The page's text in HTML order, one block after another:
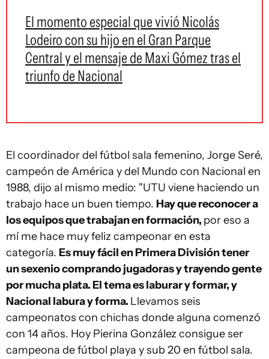
El momento especial que vivió Nicolás
Lodeiro con su hijo en el Gran Parque
Central y el mensaje de Maxi Gómez tras el
triunfo de Nacional
El coordinador del fútbol sala femenino, Jorge Seré,
campeón de América y del Mundo con Nacional en
1988, dijo al mismo medio: "UTU viene haciendo un
trabajo hace un buen tiempo. Hay que reconocer a
los equipos que trabajan en formación, por eso a
mí me hace muy feliz campeonar en esta
categoría. Es muy fácil en Primera División tener
un sexenio comprando jugadoras y trayendo gente
por mucha plata. El tema es laburar y formar, y
Nacional labura y forma. Llevamos seis
campeonatos con chichas donde alguna comenzó
con 14 años. Hoy Pierina González consigue ser
campeona de fútbol playa y sub 20 en fútbol sala.